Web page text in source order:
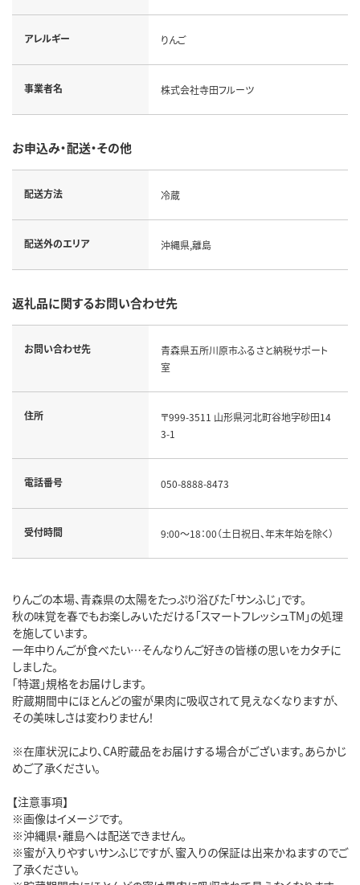
アレルギー りんご
事業者名 株式会社寺田フルーツ
お申込み・配送・その他
配送方法 冷蔵
配送外のエリア 沖縄県,離島
返礼品に関するお問い合わせ先
お問い合わせ先
青森県五所川原市ふるさと納税サポート
室
住所
〒999-3511 山形県河北町谷地字砂田14
3-1
電話番号 050-8888-8473
受付時間 9:00～18：00（土日祝日、年末年始を除く）
りんごの本場、青森県の太陽をたっぷり浴びた「サンふじ」です。
秋の味覚を春でもお楽しみいただける「スマートフレッシュTM」の処理
を施しています。
一年中りんごが食べたい…そんなりんご好きの皆様の思いをカタチに
しました。
「特選」規格をお届けします。
貯蔵期間中にほとんどの蜜が果肉に吸収されて見えなくなりますが、
その美味しさは変わりません！
※在庫状況により、CA貯蔵品をお届けする場合がございます。あらかじ
めご了承ください。
【注意事項】
※画像はイメージです。
※沖縄県・離島へは配送できません。
※蜜が入りやすいサンふじですが、蜜入りの保証は出来かねますのでご
了承ください。